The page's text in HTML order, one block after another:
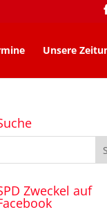
Unsere
Zweckel auf